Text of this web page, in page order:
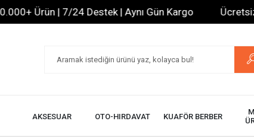
Ürün | 7/24 Destek | Aynı Gün Kargo Ücretsiz
AKSESUAR OTO-HIRDAVAT KUAFÖR BERBER